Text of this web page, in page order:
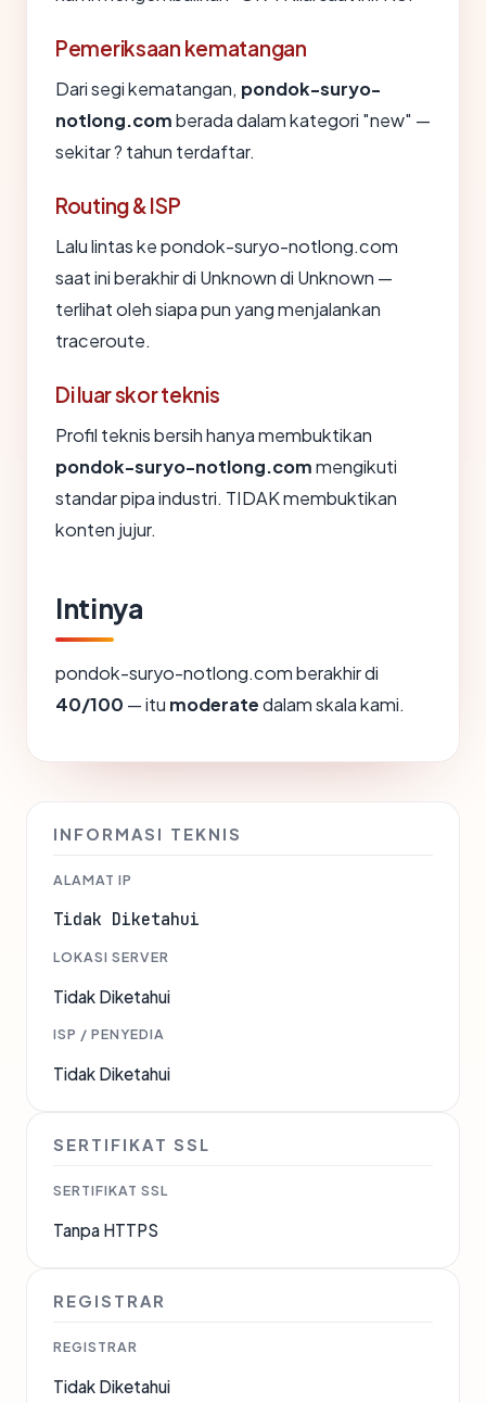
Pemeriksaan kematangan
Dari segi kematangan, pondok-suryo-
notlong.comberada dalam kategori "new" —
sekitar ? tahun terdaftar.
Routing & ISP
Lalu lintas ke pondok-suryo-notlong.com
saat ini berakhir di Unknown di Unknown —
terlihat oleh siapa pun yang menjalankan
traceroute.
Di luar skor teknis
Profil teknis bersih hanya membuktikan
pondok-suryo-notlong.commengikuti
standar pipa industri. TIDAK membuktikan
konten jujur.
Intinya
pondok-suryo-notlong.com berakhir di
40/100 — itu moderatedalam skala kami.
INFORMASI TEKNIS
ALAMAT IP
Tidak Diketahui
LOKASI SERVER
Tidak Diketahui
ISP / PENYEDIA
Tidak Diketahui
SERTIFIKAT SSL
SERTIFIKAT SSL
Tanpa HTTPS
REGISTRAR
REGISTRAR
Tidak Diketahui